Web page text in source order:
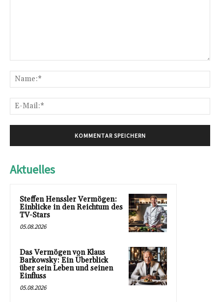
Aktuelles
Steffen Henssler Vermögen:
Einblicke in den Reichtum des
TV-Stars
05.08.2026
Das Vermögen von Klaus
Barkowsky: Ein Überblick
über sein Leben und seinen
Einfluss
05.08.2026